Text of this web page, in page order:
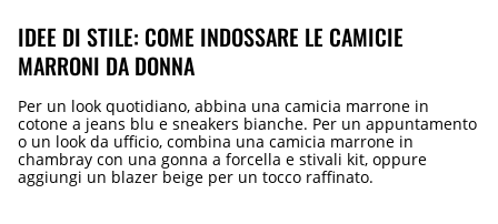
IDEE DI STILE: COME INDOSSARE LE CAMICIE
MARRONI DA DONNA
Per un look quotidiano, abbina una camicia marrone in
cotone a jeans blu e sneakers bianche. Per un appuntamento
o un look da ufficio, combina una camicia marrone in
chambray con una gonna a forcella e stivali kit, oppure
aggiungi un blazer beige per un tocco raffinato.